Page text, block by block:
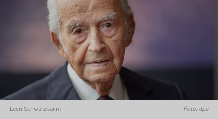
Leon Schwarzbaum Foto: dpa